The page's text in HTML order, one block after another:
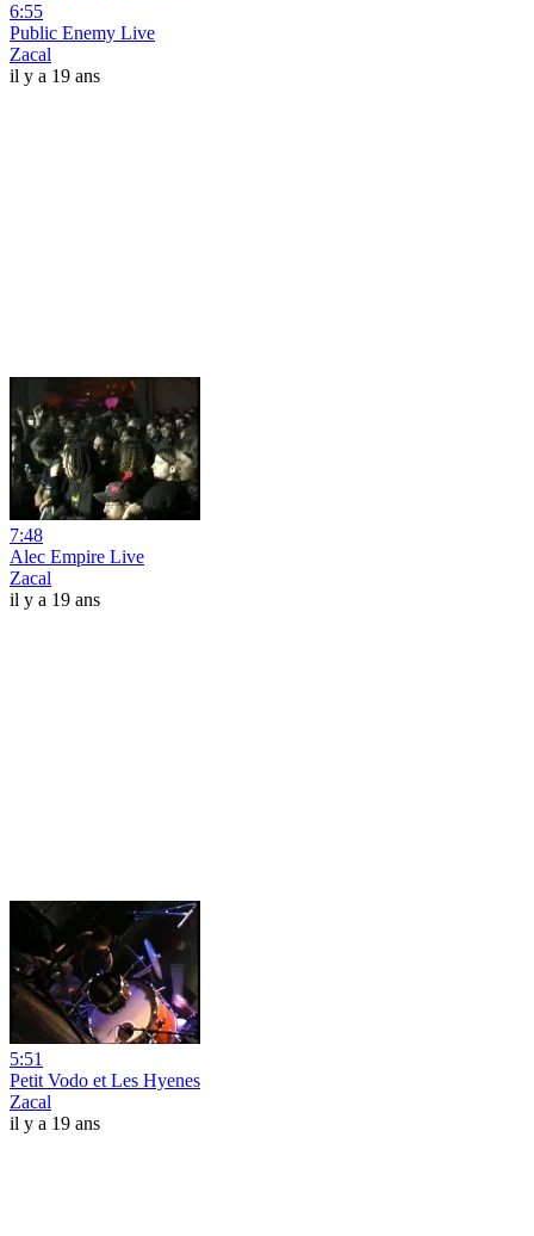
6:55
Public Enemy Live
Zacal
il y a 19 ans
7:48
Alec Empire Live
Zacal
il y a 19 ans
5:51
Petit Vodo et Les Hyenes
Zacal
il y a 19 ans